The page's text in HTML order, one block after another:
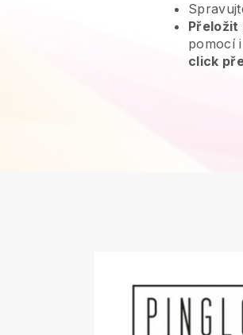
Přeložit
pomocí
click